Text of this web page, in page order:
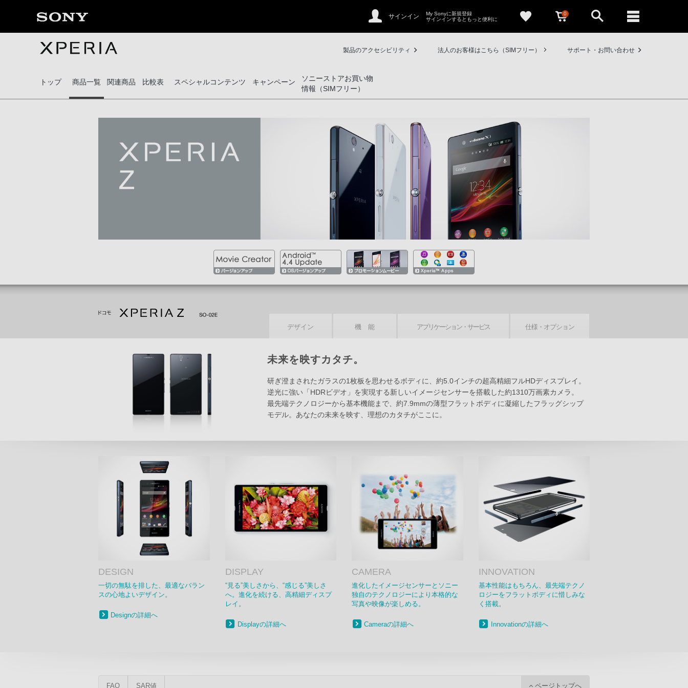
サインイン
My Sonyに新規登録
サインインするともっと便利に
0
製品のアクセシビリティ 法人のお客様はこちら（SIMフリー） サポート・お問い合わせ
トップ 商品一覧 関連商品 比較表 スペシャルコンテンツ キャンペーン
ソニーストアお買い物
情報（SIMフリー）
デザイン 機 能 アプリケーション・ サービス 仕様・ オプション
未来を映すカタチ。
研ぎ澄まされたガラスの1枚板を思わせるボディに、約5.0インチの超高精細フルHDディスプレイ。
逆光に強い「HDRビデオ」を実現する新しいイメージセンサーを搭載した約1310万画素カメラ。
最先端テクノロジーから基本機能まで、約7.9mmの薄型フラットボディに凝縮したフラッグシップ
モデル。あなたの未来を映す、理想のカタチがここに。
DESIGN
一切の無駄を排した、最適なバラン
スの心地よいデザイン。
Designの詳細へ
DISPLAY
“見る”美しさから、“感じる”美しさ
へ。進化を続ける、高精細ディスプ
レイ。
Displayの詳細へ
CAMERA
進化したイメージセンサーとソニー
独自のテクノロジーにより本格的な
写真や映像が楽しめる。
Cameraの詳細へ
INNOVATION
基本性能はもちろん、最先端テクノ
ロジーをフラットボディに惜しみな
く搭載。
Innovationの詳細へ
FAQ SAR値 ページトップへ